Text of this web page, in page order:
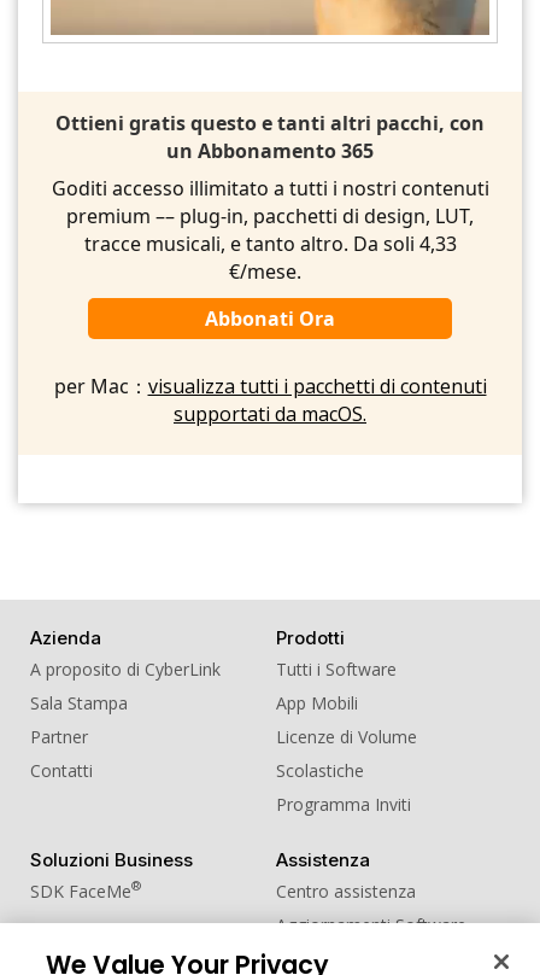
Ottieni gratis questo e tanti altri pacchi, con
un Abbonamento 365
Goditi accesso illimitato a tutti i nostri contenuti
premium –– plug-in, pacchetti di design, LUT,
tracce musicali, e tanto altro. Da soli 4,33
€/mese.
Abbonati Ora
per Mac： visualizza tutti i pacchetti di contenuti
supportati da macOS.
Azienda
A proposito di CyberLink
Sala Stampa
Partner
Contatti
Prodotti
Tutti i Software
App Mobili
Licenze di Volume
Scolastiche
Programma Inviti
Soluzioni Business
SDK FaceMe®
Assistenza
Centro assistenza
Aggiornamenti Software
Centro Apprendimento
We Value Your Privacy